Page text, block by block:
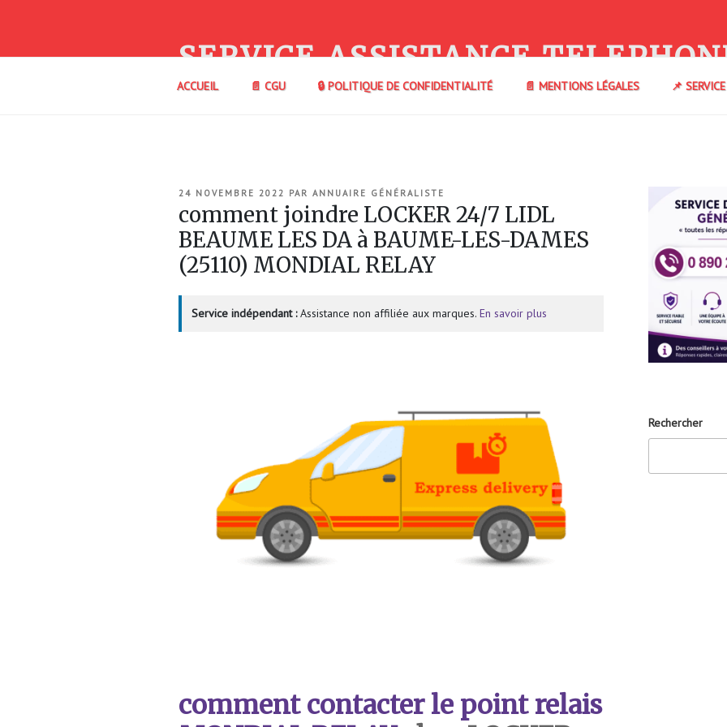
SERVICE ASSISTANCE
ACCUEIL 📄 CGU 🔒 POLITIQUE DE CONFIDENTIALITÉ 📄 MENTIONS LÉGALES 📌
PUBLIÉ
24 NOVEMBRE 2022 PAR ANNUAIRE GÉNÉRALISTE
comment joindre LOCKER 24/7 LIDL
BEAUME LES DA à BAUME-LES-DAMES
(25110) MONDIAL RELAY
Service indépendant :Assistance non affiliée aux marques. En savoir plus
comment contacter le point relais
Rechercher